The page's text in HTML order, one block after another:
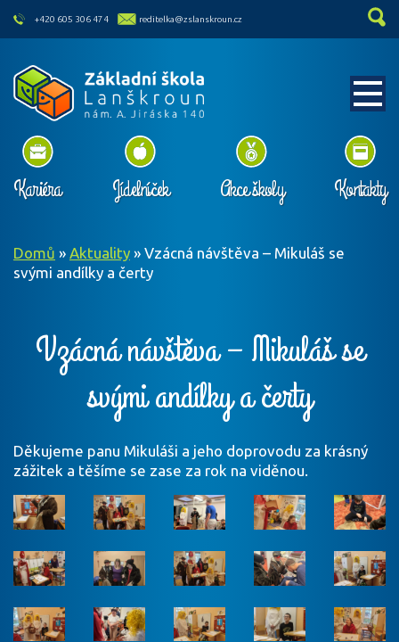
skip to main content
+420 605 306 474 reditelka@zslanskroun.cz
Kariéra Jídelníček Akce školy Kontakty
Domů » Aktuality » Vzácná návštěva – Mikuláš se
svými andílky a čerty
Vzácná návštěva – Mikuláš se
svými andílky a čerty
Děkujeme panu Mikuláši a jeho doprovodu za krásný
zážitek a těšíme se zase za rok na viděnou.